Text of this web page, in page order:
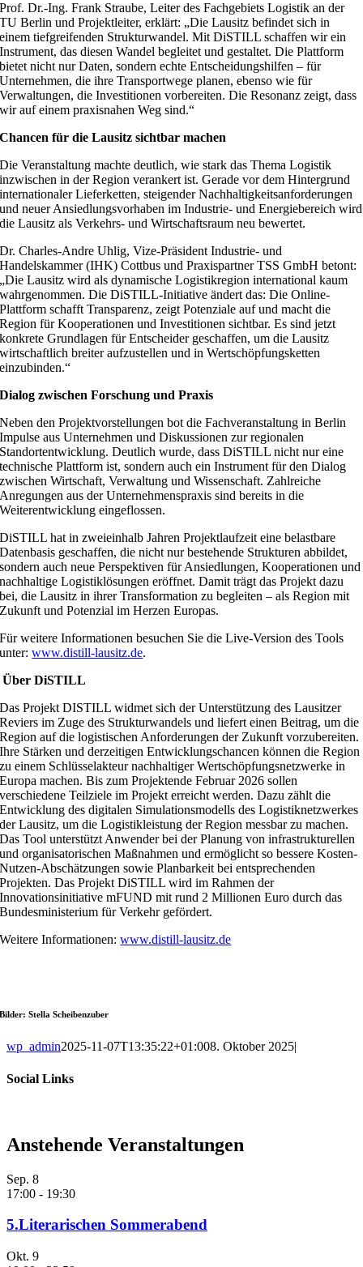
Prof. Dr.-Ing. Frank Straube, Leiter des Fachgebiets Logistik an der
TU Berlin und Projektleiter, erklärt: „Die Lausitz befindet sich in
einem tiefgreifenden Strukturwandel. Mit DiSTILL schaffen wir ein
Instrument, das diesen Wandel begleitet und gestaltet. Die Plattform
bietet nicht nur Daten, sondern echte Entscheidungshilfen – für
Unternehmen, die ihre Transportwege planen, ebenso wie für
Verwaltungen, die Investitionen vorbereiten. Die Resonanz zeigt, dass
wir auf einem praxisnahen Weg sind.“
Chancen für die Lausitz sichtbar machen
Die Veranstaltung machte deutlich, wie stark das Thema Logistik
inzwischen in der Region verankert ist. Gerade vor dem Hintergrund
internationaler Lieferketten, steigender Nachhaltigkeitsanforderungen
und neuer Ansiedlungsvorhaben im Industrie- und Energiebereich wird
die Lausitz als Verkehrs- und Wirtschaftsraum neu bewertet.
Dr. Charles-Andre Uhlig, Vize-Präsident Industrie- und
Handelskammer (IHK) Cottbus und Praxispartner TSS GmbH betont:
„Die Lausitz wird als dynamische Logistikregion international kaum
wahrgenommen. Die DiSTILL-Initiative ändert das: Die Online-
Plattform schafft Transparenz, zeigt Potenziale auf und macht die
Region für Kooperationen und Investitionen sichtbar. Es sind jetzt
konkrete Grundlagen für Entscheider geschaffen, um die Lausitz
wirtschaftlich breiter aufzustellen und in Wertschöpfungsketten
einzubinden.“
Dialog zwischen Forschung und Praxis
Neben den Projektvorstellungen bot die Fachveranstaltung in Berlin
Impulse aus Unternehmen und Diskussionen zur regionalen
Standortentwicklung. Deutlich wurde, dass DiSTILL nicht nur eine
technische Plattform ist, sondern auch ein Instrument für den Dialog
zwischen Wirtschaft, Verwaltung und Wissenschaft. Zahlreiche
Anregungen aus der Unternehmenspraxis sind bereits in die
Weiterentwicklung eingeflossen.
DiSTILL hat in zweieinhalb Jahren Projektlaufzeit eine belastbare
Datenbasis geschaffen, die nicht nur bestehende Strukturen abbildet,
sondern auch neue Perspektiven für Ansiedlungen, Kooperationen und
nachhaltige Logistiklösungen eröffnet. Damit trägt das Projekt dazu
bei, die Lausitz in ihrer Transformation zu begleiten – als Region mit
Zukunft und Potenzial im Herzen Europas.
Für weitere Informationen besuchen Sie die Live-Version des Tools
unter:www.distill-lausitz.de.
Über DiSTILL
Das Projekt DISTILL widmet sich der Unterstützung des Lausitzer
Reviers im Zuge des Strukturwandels und liefert einen Beitrag, um die
Region auf die logistischen Anforderungen der Zukunft vorzubereiten.
Ihre Stärken und derzeitigen Entwicklungschancen können die Region
zu einem Schlüsselakteur nachhaltiger Wertschöpfungsnetzwerke in
Europa machen. Bis zum Projektende Februar 2026 sollen
verschiedene Teilziele im Projekt erreicht werden. Dazu zählt die
Entwicklung des digitalen Simulationsmodells des Logistiknetzwerkes
der Lausitz, um die Logistikleistung der Region messbar zu machen.
Das Tool unterstützt Anwender bei der Planung von infrastrukturellen
und organisatorischen Maßnahmen und ermöglicht so bessere Kosten-
Nutzen-Abschätzungen sowie Planbarkeit bei entsprechenden
Projekten. Das Projekt DiSTILL wird im Rahmen der
Innovationsinitiative mFUND mit rund 2 Millionen Euro durch das
Bundesministerium für Verkehr gefördert.
Weitere Informationen:www.distill-lausitz.de
Bilder: Stella Scheibenzuber
wp_admin2025-11-07T13:35:22+01:008. Oktober 2025|
Social Links
Anstehende Veranstaltungen
Sep. 8
17:00 - 19:30
5.Literarischen Sommerabend
Okt. 9